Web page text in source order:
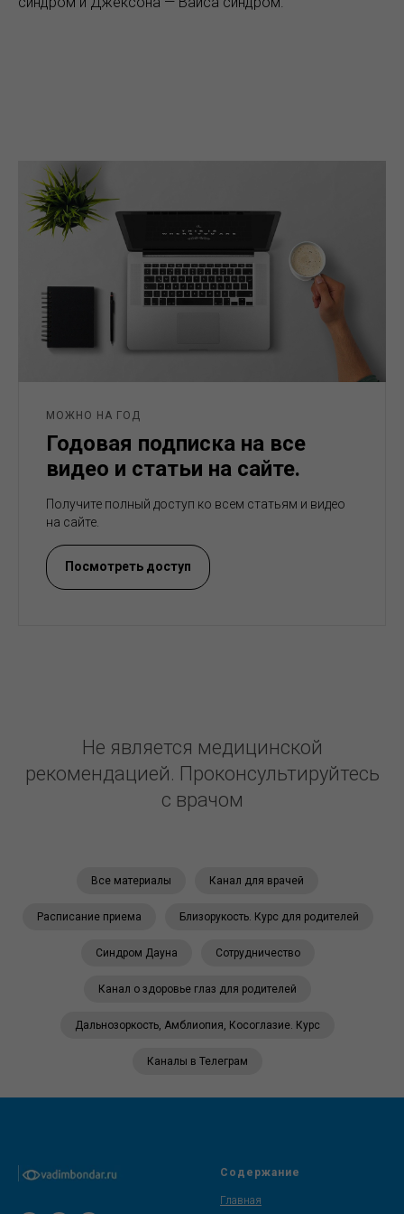
МОЖНО НА ГОД
Годовая подписка на все
видео и статьи на сайте.
Получите полный доступ ко всем статьям и видео
на сайте.
Посмотреть доступ
Не является медицинской
рекомендацией. Проконсультируйтесь
с врачом
Все материалы Канал для врачей
Расписание приема Близорукость. Курс для родителей
Синдром Дауна Сотрудничество
Канал о здоровье глаз для родителей
Дальнозоркость, Амблиопия, Косоглазие. Курс
Каналы в Телеграм
Содержание
Главная